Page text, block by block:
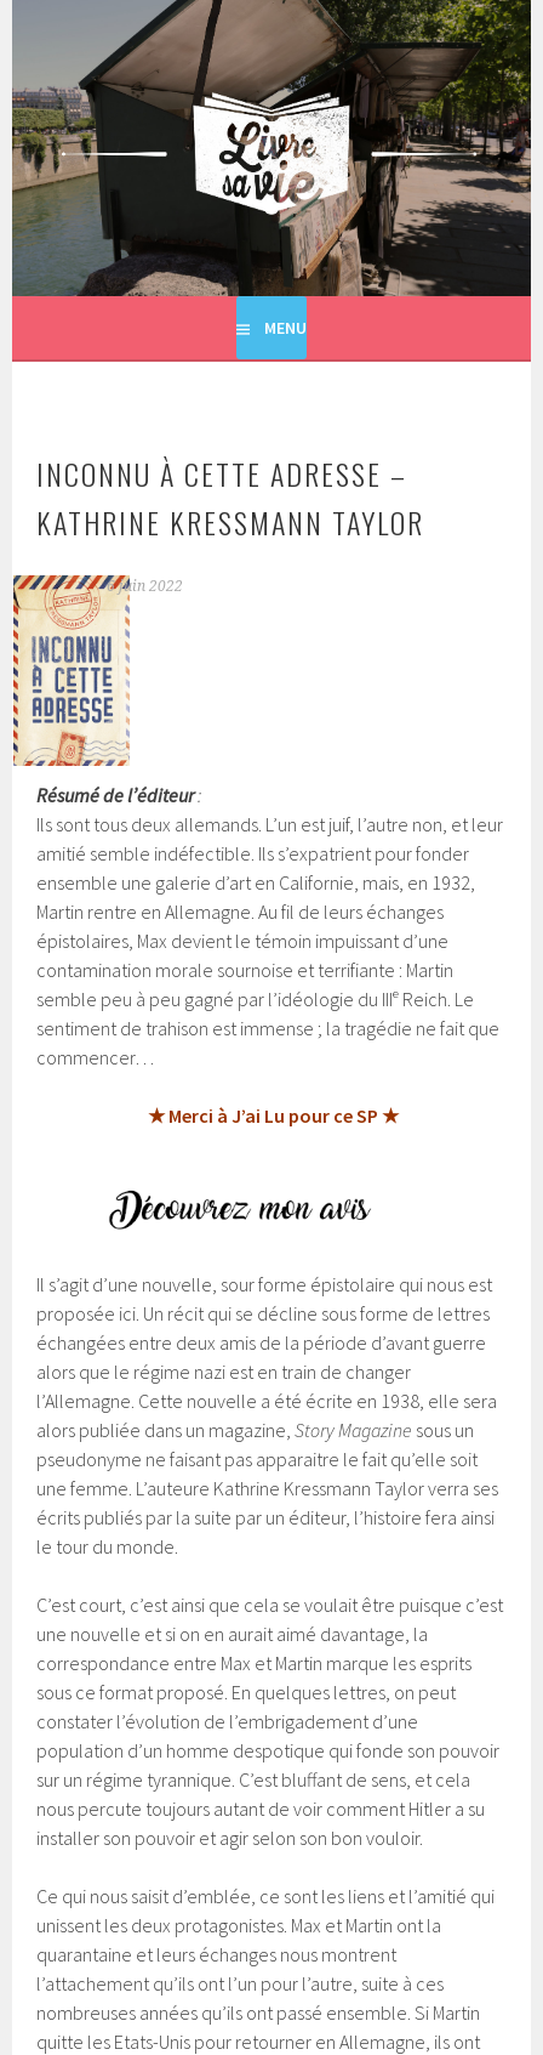
principal
LIVRE SA VIE
MENU
INCONNU À CETTE ADRESSE –
KATHRINE KRESSMANN TAYLOR
6 juin 2022
Résumé de l’éditeur:
Ils sont tous deux allemands. L’un est juif, l’autre non, et leur
amitié semble indéfectible. Ils s’expatrient pour fonder
ensemble une galerie d’art en Californie, mais, en 1932,
Martin rentre en Allemagne. Au fil de leurs échanges
épistolaires, Max devient le témoin impuissant d’une
contamination morale sournoise et terrifiante : Martin
semble peu à peu gagné par l’idéologie du IIIᵉ Reich. Le
sentiment de trahison est immense ; la tragédie ne fait que
commencer…
★ Merci à J’ai Lu pour ce SP ★
Il s’agit d’une nouvelle, sour forme épistolaire qui nous est
proposée ici. Un récit qui se décline sous forme de lettres
échangées entre deux amis de la période d’avant guerre
alors que le régime nazi est en train de changer
l’Allemagne. Cette nouvelle a été écrite en 1938, elle sera
alors publiée dans un magazine,Story Magazine sous un
pseudonyme ne faisant pas apparaitre le fait qu’elle soit
une femme. L’auteure Kathrine Kressmann Taylor verra ses
écrits publiés par la suite par un éditeur, l’histoire fera ainsi
le tour du monde.
C’est court, c’est ainsi que cela se voulait être puisque c’est
une nouvelle et si on en aurait aimé davantage, la
correspondance entre Max et Martin marque les esprits
sous ce format proposé. En quelques lettres, on peut
constater l’évolution de l’embrigadement d’une
population d’un homme despotique qui fonde son pouvoir
sur un régime tyrannique. C’est bluffant de sens, et cela
nous percute toujours autant de voir comment Hitler a su
installer son pouvoir et agir selon son bon vouloir.
Ce qui nous saisit d’emblée, ce sont les liens et l’amitié qui
unissent les deux protagonistes. Max et Martin ont la
quarantaine et leurs échanges nous montrent
l’attachement qu’ils ont l’un pour l’autre, suite à ces
nombreuses années qu’ils ont passé ensemble. Si Martin
quitte les Etats-Unis pour retourner en Allemagne, ils ont